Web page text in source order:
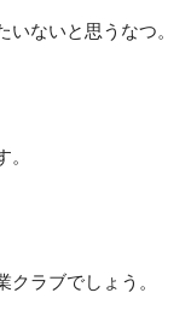
ないと思うなつ。
ラブでしょう。